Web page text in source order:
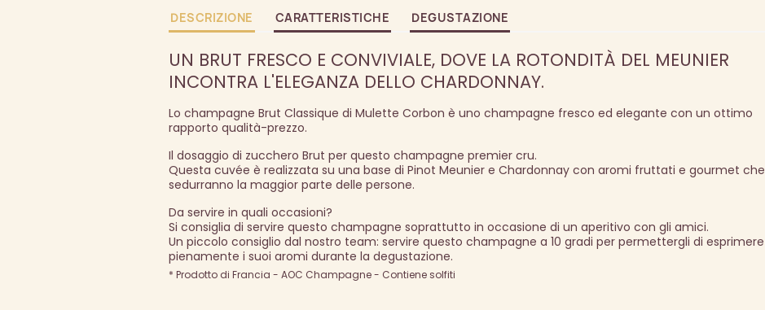
DESCRIZIONE CARATTERISTICHE DEGUSTAZIONE
UN BRUT FRESCO E CONVIVIALE, DOVE LA ROTONDITÀ DEL MEUNIER
INCONTRA L'ELEGANZA DELLO CHARDONNAY.
Lo champagne Brut Classique di Mulette Corbon è uno champagne fresco ed elegante con un ottimo
rapporto qualità-prezzo.
Il dosaggio di zucchero Brut per questo champagne premier cru.
Questa cuvée è realizzata su una base di Pinot Meunier e Chardonnay con aromi fruttati e gourmet che
sedurranno la maggior parte delle persone.
Da servire in quali occasioni?
Si consiglia di servire questo champagne soprattutto in occasione di un aperitivo con gli amici.
Un piccolo consiglio dal nostro team: servire questo champagne a 10 gradi per permettergli di esprimere
pienamente i suoi aromi durante la degustazione.
* Prodotto di Francia - AOC Champagne - Contiene solfiti